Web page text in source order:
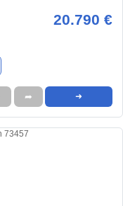
20.790 €
➦ ➜